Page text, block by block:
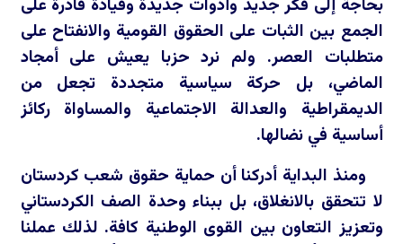
بحاجة إلى فكر جديد وأدوات جديدة وقيادة قادرة على
الجمع بين الثبات على الحقوق القومية والانفتاح على
متطلبات العصر. ولم نرد حزبا يعيش على أمجاد
الماضي، بل حركة سياسية متجددة تجعل من
الديمقراطية والعدالة الاجتماعية والمساواة ركائز
أساسية في نضالها.
ومنذ البداية أدركنا أن حماية حقوق شعب كردستان
لا تتحقق بالانغلاق، بل ببناء وحدة الصف الكردستاني
وتعزيز التعاون بين القوى الوطنية كافة. لذلك عملنا